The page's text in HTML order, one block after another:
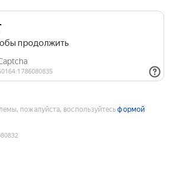
пожалуйста, воспользуйтесьформой